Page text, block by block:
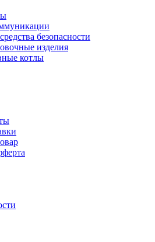
безопасности
изделия
котлы